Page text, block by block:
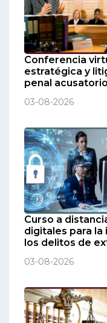
Conferencia
estratégica y
penal
03-08-2026
Curso a
digitales para
los delitos de
03-08-2026